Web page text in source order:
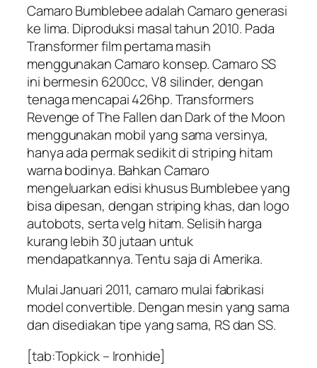
Camaro Bumblebee adalah Camaro generasi
ke lima. Diproduksi masal tahun 2010. Pada
Transformer film pertama masih
menggunakan Camaro konsep. Camaro SS
ini bermesin 6200cc, V8 silinder, dengan
tenaga mencapai 426hp. Transformers
Revenge of The Fallen dan Dark of the Moon
menggunakan mobil yang sama versinya,
hanya ada permak sedikit di striping hitam
warna bodinya. Bahkan Camaro
mengeluarkan edisi khusus Bumblebee yang
bisa dipesan, dengan striping khas, dan logo
autobots, serta velg hitam. Selisih harga
kurang lebih 30 jutaan untuk
mendapatkannya. Tentu saja di Amerika.
Mulai Januari 2011, camaro mulai fabrikasi
model convertible. Dengan mesin yang sama
dan disediakan tipe yang sama, RS dan SS.
[tab:Topkick – Ironhide]